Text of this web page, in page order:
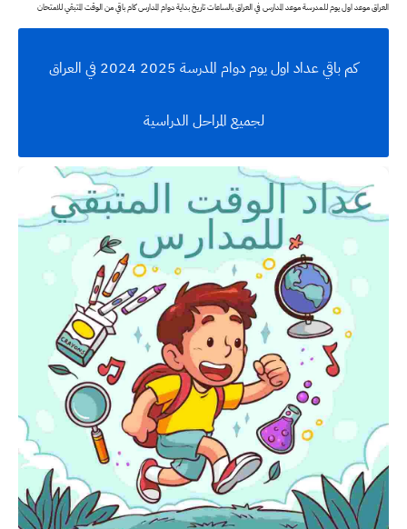
العراقموعد اول يوم للمدرسة موعد المدارس في العراق بالساعات تاريخ بداية دوام المدارس كام باقي من الوقت المتبقي للامتحان
كم باقي عداد اول يوم دوام المدرسة 2025 2024 في العراق
لجميع المراحل الدراسية